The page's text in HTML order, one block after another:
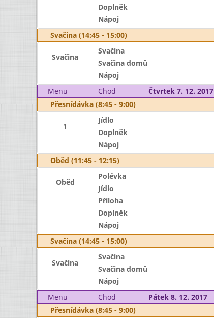
Doplněk
Nápoj
Svačina (14:45 - 15:00)
Svačina
Svačina
Svačina domů
Nápoj
Menu
Chod Čtvrtek 7. 12. 2017
Přesnídávka (8:45 - 9:00)
1
Jídlo
Doplněk
Nápoj
Oběd (11:45 - 12:15)
Oběd
Polévka
Jídlo
Příloha
Doplněk
Nápoj
Svačina (14:45 - 15:00)
Svačina
Svačina
Svačina domů
Nápoj
Menu
Chod Pátek 8. 12. 2017
Přesnídávka (8:45 - 9:00)